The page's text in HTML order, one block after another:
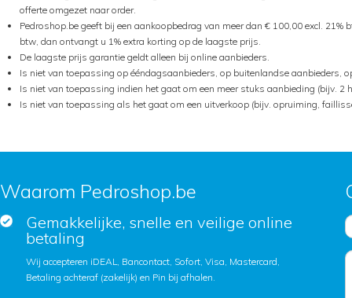
offerte omgezet naar order.
Pedroshop.be geeft bij een aankoopbedrag van meer dan € 100,00 excl.
btw, dan ontvangt u 1% extra korting op de laagste prijs.
De laagste prijs garantie geldt alleen bij online aanbieders.
Is niet van toepassing op ééndagsaanbieders, op buitenlandse aanbieders,
Is niet van toepassing indien het gaat om een meer stuks aanbieding (bijv.
Is niet van toepassing als het gaat om een uitverkoop (bijv. opruiming,
Waarom Pedroshop.be
Gemakkelijke, snelle en veilige online
betaling
Wij accepteren iDEAL, Bancontact, Sofort, Visa, Mastercard,
Betaling achteraf (zakelijk) en Pin bij afhalen.